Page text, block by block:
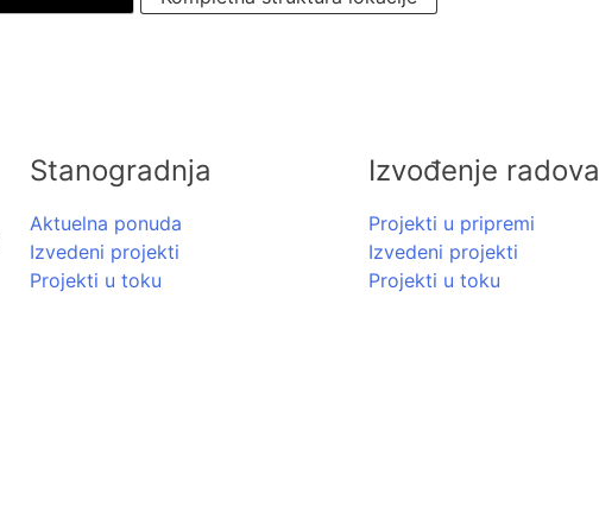
Stanogradnja
Aktuelna ponuda
Izvedeni projekti
Projekti u toku
Izvođenje radova
Projekti u pripremi
Izvedeni projekti
Projekti u toku